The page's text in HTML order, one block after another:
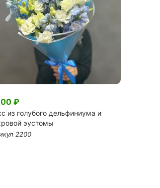
₽
из голубого дельфиниума и
эустомы
2200